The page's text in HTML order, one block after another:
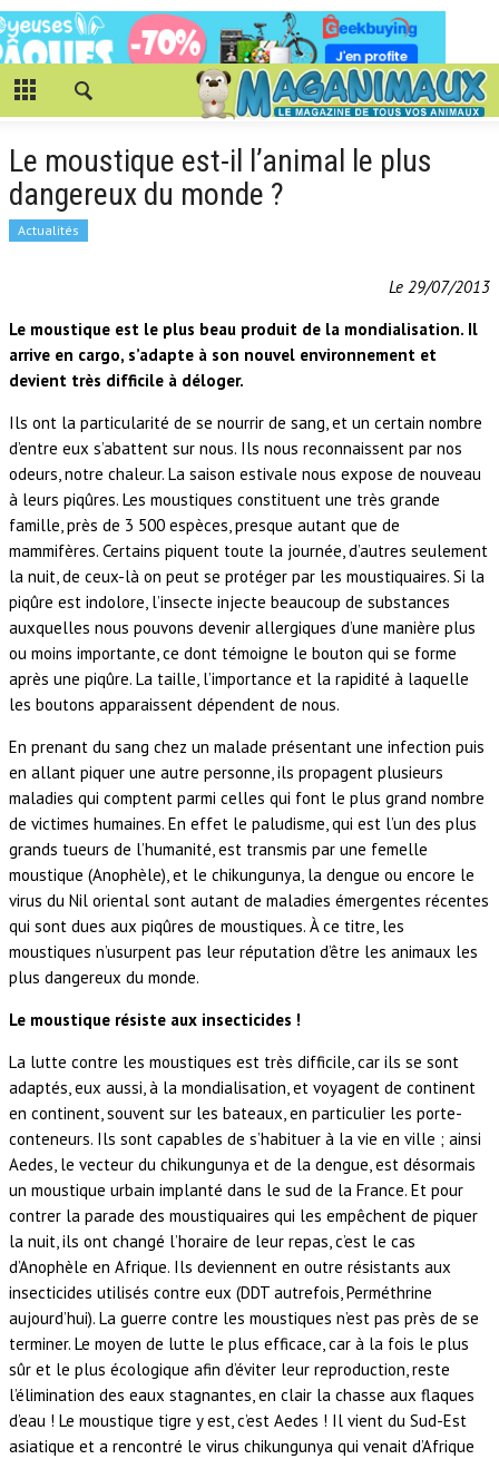
Le moustique est-il l’animal le plus
dangereux du monde ?
Actualités
Le 29/07/2013
Le moustique est le plus beau produit de la mondialisation. Il
arrive en cargo, s’adapte à son nouvel environnement et
devient très difficile à déloger.
Ils ont la particularité de se nourrir de sang, et un certain nombre
d’entre eux s’abattent sur nous. Ils nous reconnaissent par nos
odeurs, notre chaleur. La saison estivale nous expose de nouveau
à leurs piqûres. Les moustiques constituent une très grande
famille, près de 3 500 espèces, presque autant que de
mammifères. Certains piquent toute la journée, d’autres seulement
la nuit, de ceux-là on peut se protéger par les moustiquaires. Si la
piqûre est indolore, l’insecte injecte beaucoup de substances
auxquelles nous pouvons devenir allergiques d’une manière plus
ou moins importante, ce dont témoigne le bouton qui se forme
après une piqûre. La taille, l’importance et la rapidité à laquelle
les boutons apparaissent dépendent de nous.
En prenant du sang chez un malade présentant une infection puis
en allant piquer une autre personne, ils propagent plusieurs
maladies qui comptent parmi celles qui font le plus grand nombre
de victimes humaines. En effet le paludisme, qui est l’un des plus
grands tueurs de l’humanité, est transmis par une femelle
moustique (Anophèle), et le chikungunya, la dengue ou encore le
virus du Nil oriental sont autant de maladies émergentes récentes
qui sont dues aux piqûres de moustiques. À ce titre, les
moustiques n’usurpent pas leur réputation d’être les animaux les
plus dangereux du monde.
Le moustique résiste aux insecticides !
La lutte contre les moustiques est très difficile, car ils se sont
adaptés, eux aussi, à la mondialisation, et voyagent de continent
en continent, souvent sur les bateaux, en particulier les porte-
conteneurs. Ils sont capables de s’habituer à la vie en ville ; ainsi
Aedes, le vecteur du chikungunya et de la dengue, est désormais
un moustique urbain implanté dans le sud de la France. Et pour
contrer la parade des moustiquaires qui les empêchent de piquer
la nuit, ils ont changé l’horaire de leur repas, c’est le cas
d’Anophèle en Afrique. Ils deviennent en outre résistants aux
insecticides utilisés contre eux (DDT autrefois, Perméthrine
aujourd’hui). La guerre contre les moustiques n’est pas près de se
terminer. Le moyen de lutte le plus efficace, car à la fois le plus
sûr et le plus écologique afin d’éviter leur reproduction, reste
l’élimination des eaux stagnantes, en clair la chasse aux flaques
d’eau ! Le moustique tigre y est, c’est Aedes ! Il vient du Sud-Est
asiatique et a rencontré le virus chikungunya qui venait d’Afrique